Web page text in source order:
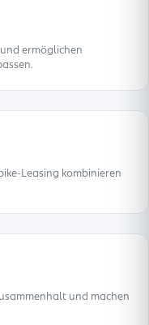
ermöglichen
Leasing kombinieren
und machen